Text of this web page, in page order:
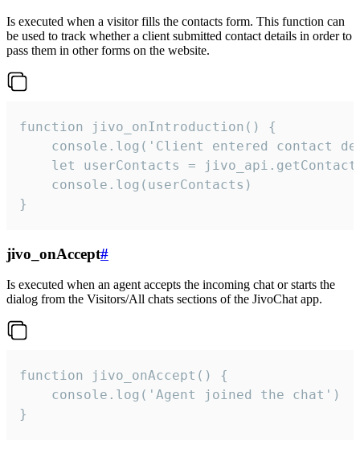
Is executed when a visitor fills the contacts form. This function can
be used to track whether a client submitted contact details in order to
pass them in other forms on the website.
function jivo_onIntroduction() {
console.log('Client entered contact
let userContacts =
    console.log(userContacts)
}
jivo_onAccept#
Is executed when an agent accepts the incoming chat or starts the
dialog from the Visitors/All chats sections of the JivoChat app.
function jivo_onAccept() {
}